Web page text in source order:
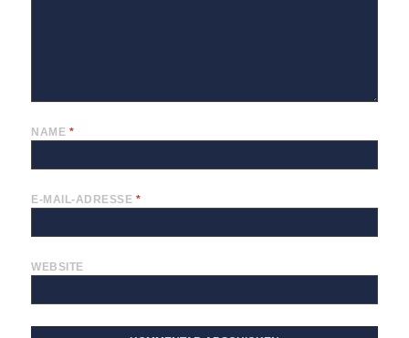
NAME *
E-MAIL-ADRESSE *
WEBSITE